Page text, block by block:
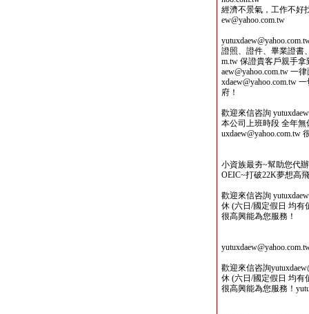
經濟不景氣，工作不好
ew@yahoo.com.tw
證照、證件、畢業證書
m.tw 保證貴客戶親手
aew@yahoo.com.tw 一
xdaew@yahoo.com.tw
府！
歡迎來信咨詢
本公司上班時段 全年
uxdaew@yahoo.com.tw
小資族最夯~幫助您代
OEIC~打破22K夢想高
歡迎來信咨詢
休 (六日/國定假日 均有
很高興能為您服務！
歡迎來信咨詢
休 (六日/國定假日 均有
很高興能為您服務！